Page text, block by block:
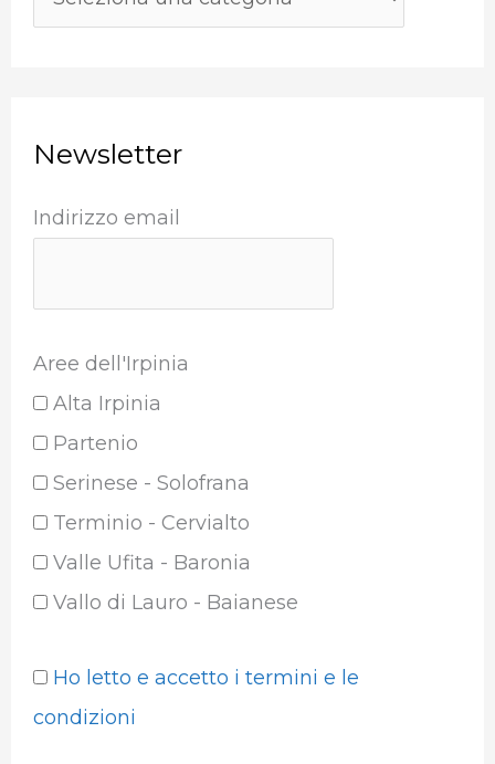
Newsletter
Indirizzo email
Aree dell'Irpinia
Alta Irpinia
Partenio
Serinese - Solofrana
Terminio - Cervialto
Valle Ufita - Baronia
Vallo di Lauro - Baianese
Ho letto e accetto i termini e le
condizioni